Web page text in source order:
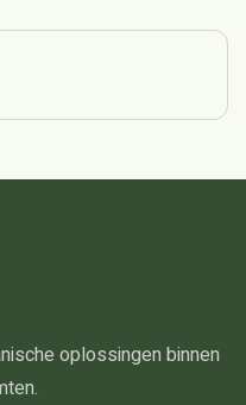
oplossingen binnen